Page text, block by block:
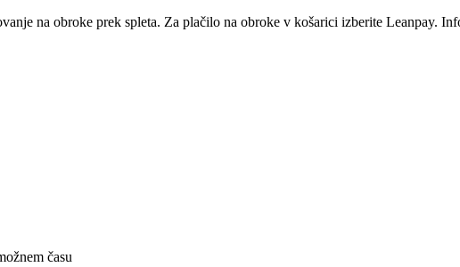
na obroke prek spleta. Za plačilo na obroke v košarici izberite Leanpay.
času